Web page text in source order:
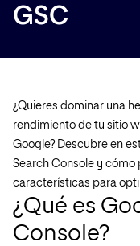
GSC
¿Quieres dominar una
rendimiento de tu sitio
Google? Descubre en
Search Console y
características para
¿Qué es
Console?